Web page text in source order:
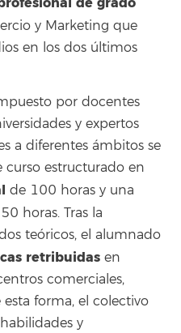
y Marketing que
en los dos últimos
por docentes
y expertos
a diferentes ámbitos se
estructurado en
de 100 horas y una
horas. Tras la
teóricos, el alumnado
retribuidas en
comerciales,
forma, el colectivo
y